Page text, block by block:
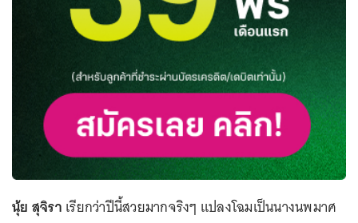
นุ้ย สุจิรา เรียกว่าปีนี้สวยมากจริงๆ แปลงโฉมเป็นนางนพมาศ